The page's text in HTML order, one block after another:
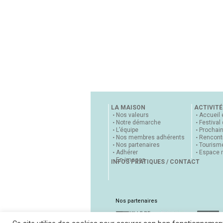
LA MAISON
Nos valeurs
Notre démarche
L’équipe
Nos membres adhérents
Nos partenaires
Adhérer
En images
Accueil
Festival
Espace
INFOS PRATIQUES / CONTACT
Nos partenaires